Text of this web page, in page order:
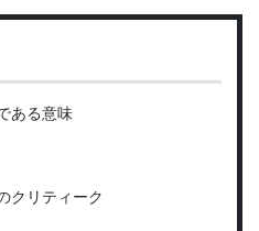
ある意味
クリティーク